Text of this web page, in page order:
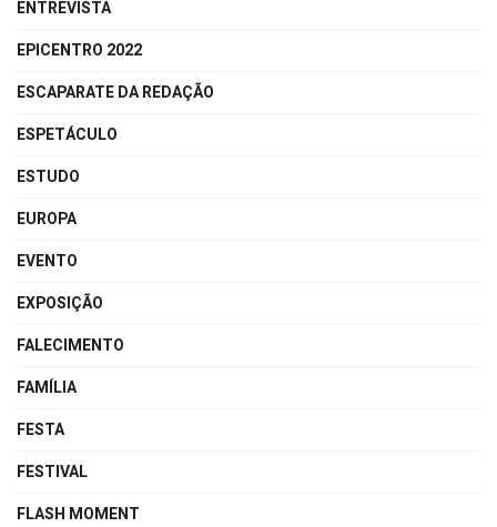
ENTREVISTA
EPICENTRO 2022
ESCAPARATE DA REDAÇÃO
ESPETÁCULO
ESTUDO
EUROPA
EVENTO
EXPOSIÇÃO
FALECIMENTO
FAMÍLIA
FESTA
FESTIVAL
FLASH MOMENT